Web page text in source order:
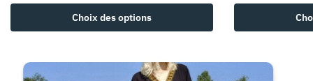
Choix des options